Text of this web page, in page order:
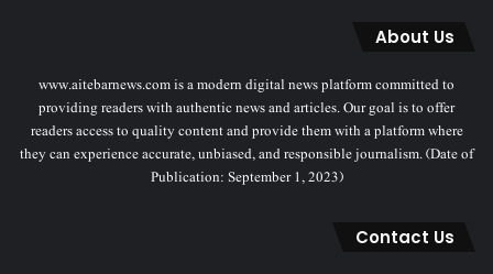
About Us
www.aitebarnews.com is a modern digital news platform committed to
providing readers with authentic news and articles. Our goal is to offer
readers access to quality content and provide them with a platform where
they can experience accurate, unbiased, and responsible journalism. (Date of
Publication: September 1, 2023)
Contact Us